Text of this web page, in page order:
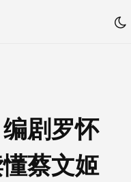
剧罗怀
蔡文姬